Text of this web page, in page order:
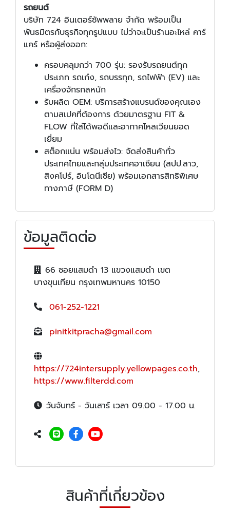
รถยนต์
บริษัท 724 อินเตอร์ซัพพลาย จำกัด พร้อมเป็น
พันธมิตรกับธุรกิจทุกรูปแบบ ไม่ว่าจะเป็นร้านอะไหล่ คาร์
แคร์ หรือผู้ส่งออก:
ครอบคลุมกว่า 700 รุ่น: รองรับรถยนต์ทุก
ประเภท รถเก๋ง, รถบรรทุก, รถไฟฟ้า (EV) และ
เครื่องจักรกลหนัก
รับผลิต OEM: บริการสร้างแบรนด์ของคุณเอง
ตามสเปคที่ต้องการ ด้วยมาตรฐาน FIT &
FLOW ที่ใส่ได้พอดีและอากาศไหลเวียนยอด
เยี่ยม
สต็อกแน่น พร้อมส่งไว: จัดส่งสินค้าทั่ว
ประเทศไทยและกลุ่มประเทศอาเซียน (สปป.ลาว,
สิงคโปร์, อินโดนีเซีย) พร้อมเอกสารสิทธิพิเศษ
ทางภาษี (FORM D)
ข้อมูลติดต่อ
66 ซอยแสมดำ 13 แขวงแสมดำ เขต
บางขุนเทียน กรุงเทพมหานคร 10150
061-252-1221
pinitkitpracha@gmail.com
https://724intersupply.yellowpages.co.th,
https://www.filterdd.com
วันจันทร์ - วันเสาร์ เวลา 09.00 - 17.00 น.
สินค้าที่เกี่ยวข้อง